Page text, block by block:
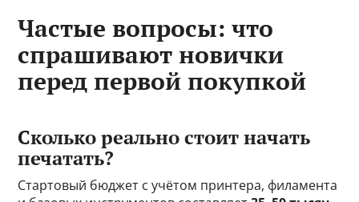
Частые вопросы: что
спрашивают новички
перед первой покупкой
Сколько реально стоит начать
печатать?
Стартовый бюджет с учётом принтера, филамента